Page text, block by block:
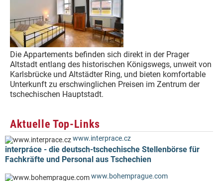
Die Appartements befinden sich direkt in der Prager
Altstadt entlang des historischen Königswegs, unweit von
Karlsbrücke und Altstädter Ring, und bieten komfortable
Unterkunft zu erschwinglichen Preisen im Zentrum der
tschechischen Hauptstadt.
Aktuelle Top-Links
www.interprace.cz
interpráce - die deutsch-tschechische Stellenbörse für
Fachkräfte und Personal aus Tschechien
www.bohemprague.com